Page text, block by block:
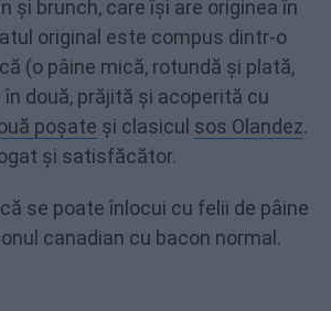
și brunch, care își are originea în
original este compus dintr-o
(o pâine mică, rotundă și plată,
două, prăjită și acoperită cu
poșate și clasicul sos Olandez.
și satisfăcător.
se poate înlocui cu felii de pâine
canadian cu bacon normal.